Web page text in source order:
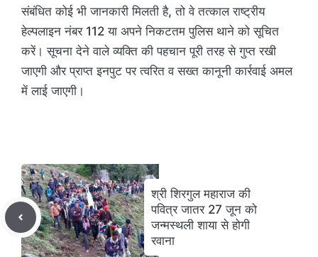
संबंधित कोई भी जानकारी मिलती है, तो वे तत्काल राष्ट्रीय
हेल्पलाइन नंबर 112 या अपने निकटतम पुलिस थाने को सूचित
करें। सूचना देने वाले व्यक्ति की पहचान पूरी तरह से गुप्त रखी
जाएगी और प्राप्त इनपुट पर त्वरित व सख्त कानूनी कार्रवाई अमल
में लाई जाएगी।
श्री शिरगुल महाराज की
पवित्र जातर 27 जून को
जन्मस्थली शाया से होगी
रवाना